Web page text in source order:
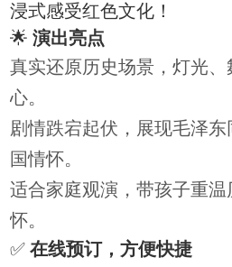
浸式感受红色文化！
🌟 ‌演出亮点
真实还原历史场景，灯光、
心。
剧情跌宕起伏，展现毛泽
国情怀。
适合家庭观演，带孩子重
怀。
✅ ‌在线预订，方便快捷